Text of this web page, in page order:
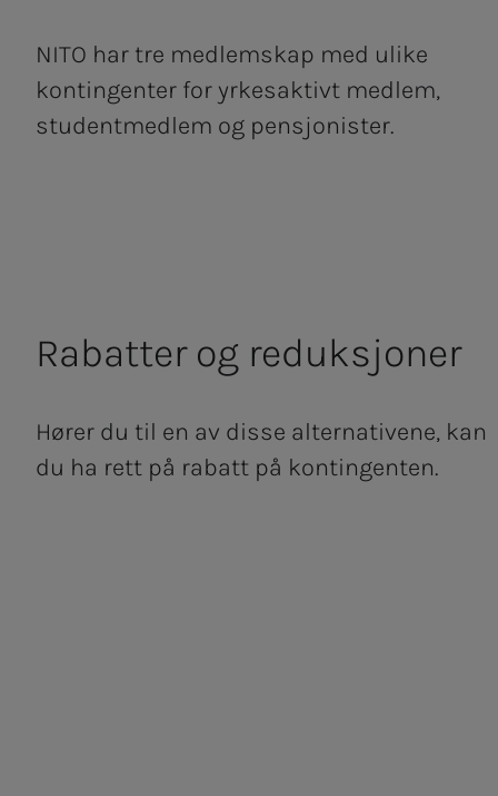
NITO har tre medlemskap med ulike
kontingenter for yrkesaktivt medlem,
studentmedlem og pensjonister.
Ra­­­bat­­­ter og re­­­duk­­­sjo­­­ner
Hører du til en av disse alternativene, kan
du ha rett på rabatt på kontingenten.